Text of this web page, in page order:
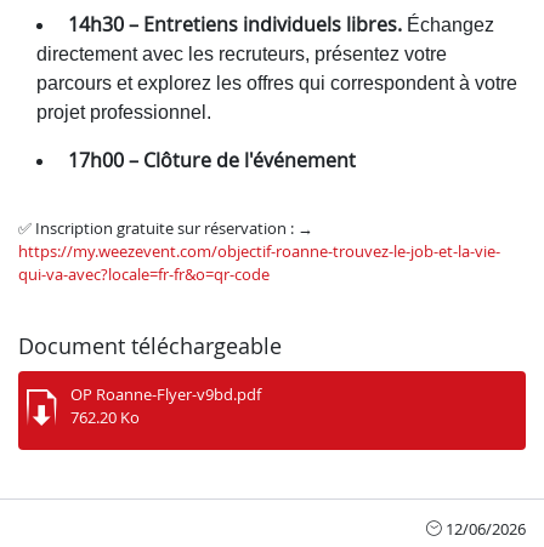
14h30 – Entretiens individuels libres. Échangez
directement avec les recruteurs, présentez votre
parcours et explorez les offres qui correspondent à votre
projet professionnel.
17h00 – Clôture de l'événement
✅ Inscription gratuite sur réservation : →
https://my.weezevent.com/objectif-roanne-trouvez-le-job-et-la-vie-
qui-va-avec?locale=fr-fr&o=qr-code
Document téléchargeable
OP Roanne-Flyer-v9bd.pdf
762.20 Ko
12/06/2026